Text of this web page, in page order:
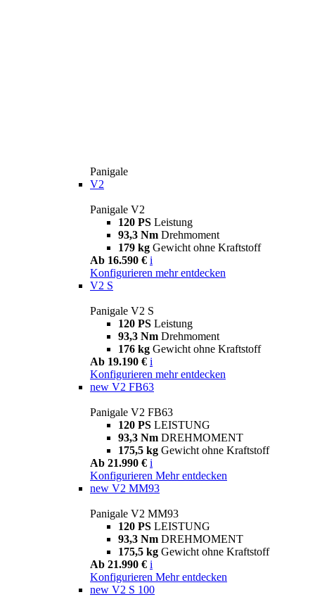
Panigale
V2
Panigale V2
120 PS Leistung
93,3 Nm Drehmoment
179 kg Gewicht ohne Kraftstoff
Ab 16.590 € i
Konfigurieren mehr entdecken
V2 S
Panigale V2 S
120 PS Leistung
93,3 Nm Drehmoment
176 kg Gewicht ohne Kraftstoff
Ab 19.190 € i
Konfigurieren mehr entdecken
new V2 FB63
Panigale V2 FB63
120 PS LEISTUNG
93,3 Nm DREHMOMENT
175,5 kg Gewicht ohne Kraftstoff
Ab 21.990 € i
Konfigurieren Mehr entdecken
new V2 MM93
Panigale V2 MM93
120 PS LEISTUNG
93,3 Nm DREHMOMENT
175,5 kg Gewicht ohne Kraftstoff
Ab 21.990 € i
Konfigurieren Mehr entdecken
new V2 S 100